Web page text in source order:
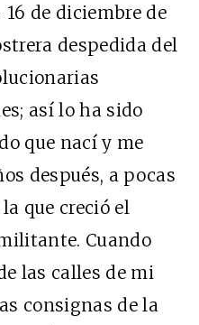
16 de diciembre de
despedida del
así lo ha sido
que nací y me
después, a pocas
que creció el
Cuando
las calles de mi
consignas de la